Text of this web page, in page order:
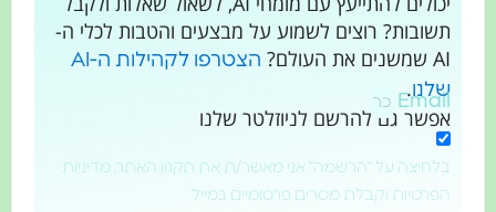
תשובות? רוצים לשמוע על מבצעים והטבות לכלי ה-
AI שמשנים את העולם?
הצטרפו לקהילות ה-AI
שלנו.
אפשר גם להרשם לניוזלטר שלנו
Email
בלחיצה על "הרשמה" אני מאשר/ת את תקנון האתר, מדיניות
הפרטיות וקבלת מסרים פרסומיים במייל